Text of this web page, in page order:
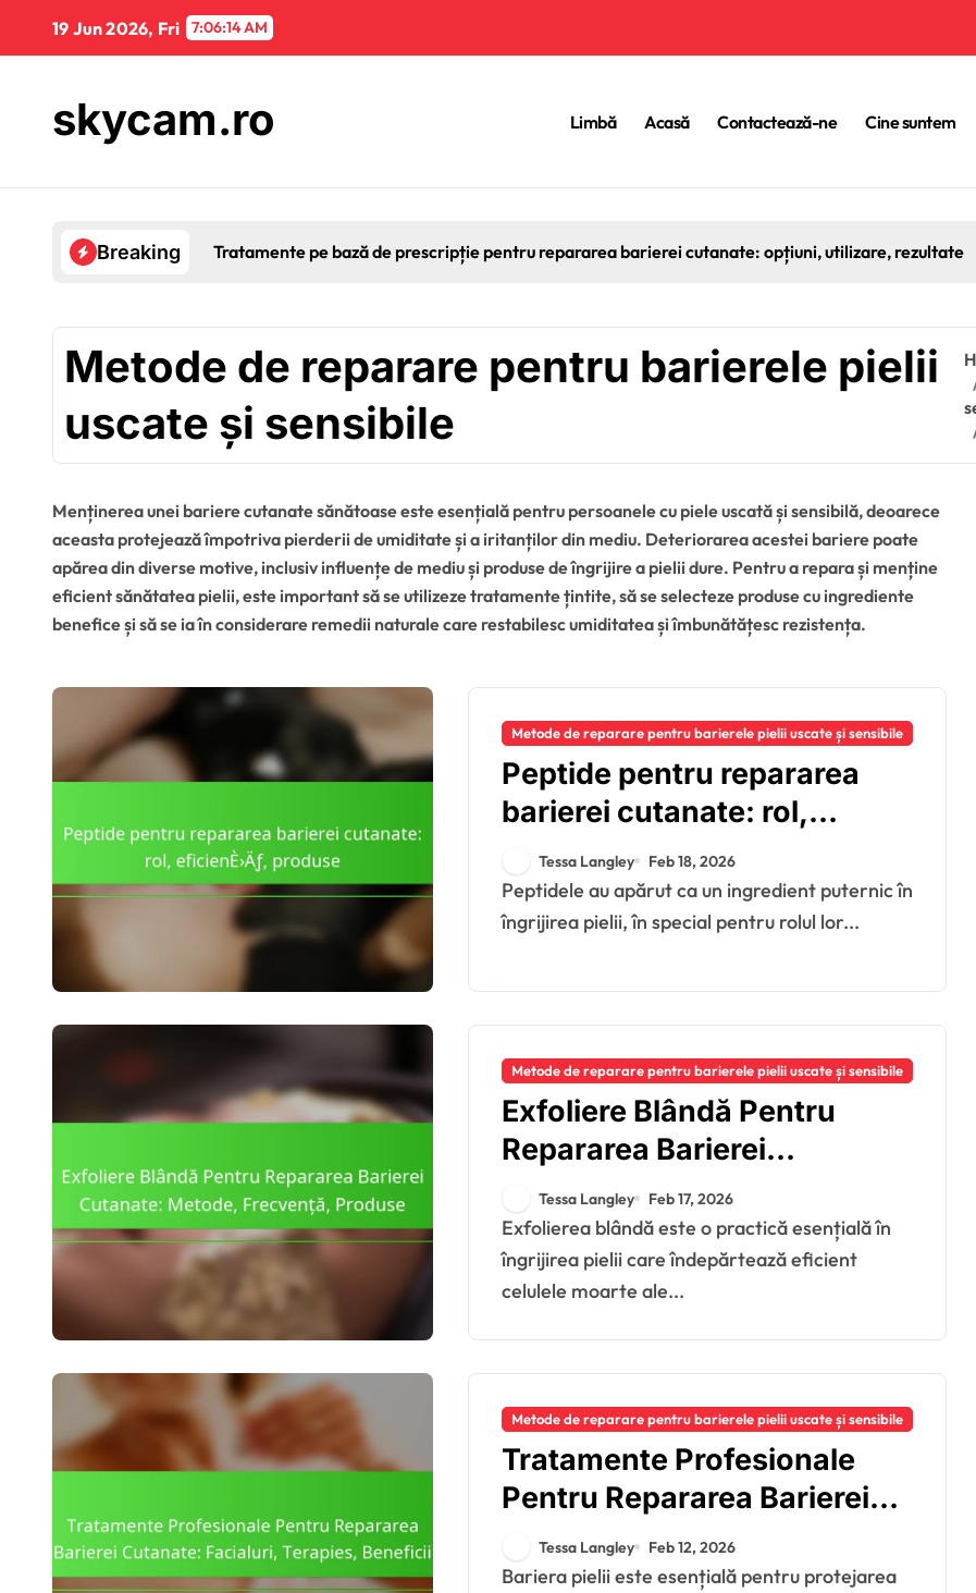
content
19 Jun 2026, Fri 7:06:15 AM
skycam.ro Limbă Acasă Contactează-ne Cine suntem
Breaking Tratamente pe bază de prescripție pentru repararea barierei cutanate: opțiuni, utilizare, rezultate
Metode de reparare pentru barierele pielii
uscate și sensibile
Menținerea unei bariere cutanate sănătoase este esențială pentru persoanele cu piele uscată și sensibilă, deoarece
aceasta protejează împotriva pierderii de umiditate și a iritanților din mediu. Deteriorarea acestei bariere poate
apărea din diverse motive, inclusiv influențe de mediu și produse de îngrijire a pielii dure. Pentru a repara și menține
eficient sănătatea pielii, este important să se utilizeze tratamente țintite, să se selecteze produse cu ingrediente
benefice și să se ia în considerare remedii naturale care restabilesc umiditatea și îmbunătățesc rezistența.
Metode de reparare pentru barierele pielii uscate și sensibile
Peptide pentru repararea
barierei cutanate: rol,
eficiență, produse
Tessa Langley Feb 18, 2026
Peptidele au apărut ca un ingredient puternic în
îngrijirea pielii, în special pentru rolul lor...
Metode de reparare pentru barierele pielii uscate și sensibile
Exfoliere Blândă Pentru
Repararea Barierei
Cutanate: Metode,
Frecvență, Produse
Tessa Langley Feb 17, 2026
Exfolierea blândă este o practică esențială în
îngrijirea pielii care îndepărtează eficient
celulele moarte ale...
Metode de reparare pentru barierele pielii uscate și sensibile
Tratamente Profesionale
Pentru Repararea Barierei
Cutanate: Facialuri,
Terapies, Beneficii
Tessa Langley Feb 12, 2026
Bariera pielii este esențială pentru protejarea